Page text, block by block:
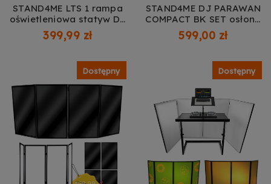
STAND4ME LTS 1 rampa
oświetleniowa statyw DJ
brama wolnostojąca
konstrukcja sceniczna
240-400 cm
399,99 zł
STAND4ME DJ PARAWAN
COMPACT BK SET osłona
ekran składany 4-
panelowy 4x czarna
transportowy zestaw
599,00 zł
Dostępny Dostępny